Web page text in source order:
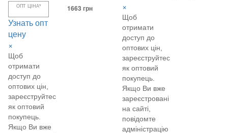
ОПТ ЦІНА*
Узнать опт
цену
×
Щоб
отримати
доступ до
оптових цін,
зареєструйтеся
як оптовий
покупець.
Якщо Ви вже
1663 грн
×
Щоб
отримати
доступ до
оптових цін,
зареєструйтеся
як оптовий
покупець.
Якщо Ви вже
зареєстровані
на сайті,
повідомте
адміністрацію